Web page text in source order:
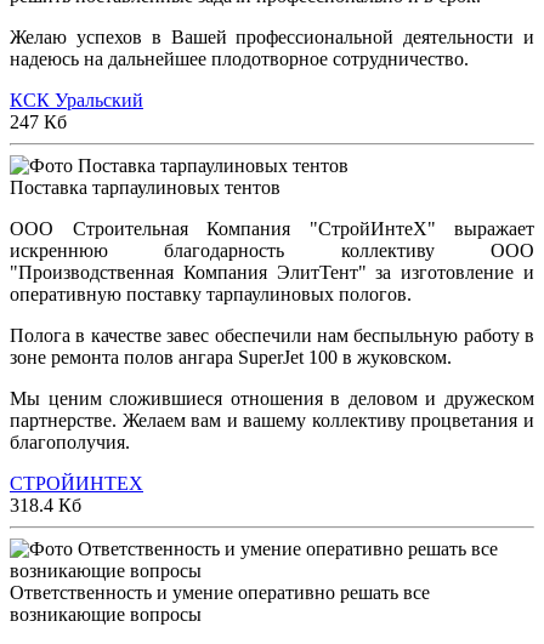
Желаю успехов в Вашей профессиональной деятельности и
надеюсь на дальнейшее плодотворное сотрудничество.
КСК Уральский
247 Кб
Поставка тарпаулиновых тентов
ООО Строительная Компания "СтройИнтеХ" выражает
искреннюю благодарность коллективу ООО
"Производственная Компания ЭлитТент" за изготовление и
оперативную поставку тарпаулиновых пологов.
Полога в качестве завес обеспечили нам беспыльную работу в
зоне ремонта полов ангара SuperJet 100 в жуковском.
Мы ценим сложившиеся отношения в деловом и дружеском
партнерстве. Желаем вам и вашему коллективу процветания и
благополучия.
СТРОЙИНТЕХ
318.4 Кб
Ответственность и умение оперативно решать все
возникающие вопросы